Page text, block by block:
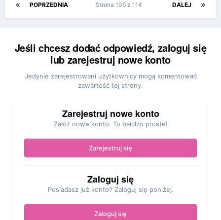
POPRZEDNIA DALEJ
Strona 106 z 114
Jeśli chcesz dodać odpowiedź, zaloguj się
lub zarejestruj nowe konto
Jedynie zarejestrowani użytkownicy mogą komentować
zawartość tej strony.
Zarejestruj nowe konto
Załóż nowe konto. To bardzo proste!
Zarejestruj się
Zaloguj się
Posiadasz już konto? Zaloguj się poniżej.
Zaloguj się